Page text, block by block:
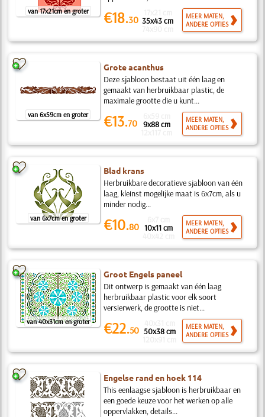
van 17x21cm en groter €18.30 35x43 cm
MEER MATEN,
ANDERE OPTIES
van 6x59cm en groter
Grote acanthus
Deze sjabloon bestaat uit één laag en
gemaakt van herbruikbaar plastic, de
maximale grootte die u kunt...
€13.70 9x88 cm
MEER MATEN,
ANDERE OPTIES
van 6x7cm en groter
Blad krans
Herbruikbare decoratieve sjabloon van één
laag, kleinst mogelijke maat is 6x7cm, als u
minder nodig...
€10.80 10x11 cm
MEER MATEN,
ANDERE OPTIES
van 40x31cm en groter
Groot Engels paneel
Dit ontwerp is gemaakt van één laag
herbruikbaar plastic voor elk soort
versierwerk, de grootte is niet...
€22.50 50x38 cm
MEER MATEN,
ANDERE OPTIES
Engelse rand en hoek 114
This eenlaagse sjabloon is herbruikbaar en
een goede keuze voor het werken op alle
oppervlakken, details...